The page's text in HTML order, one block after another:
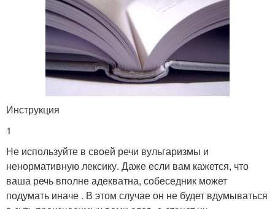
Инструкция
1
Не используйте в своей речи вульгаризмы и
ненормативную лексику. Даже если вам кажется, что
ваша речь вполне адекватна, собеседник может
подумать иначе . В этом случае он не будет вдумываться